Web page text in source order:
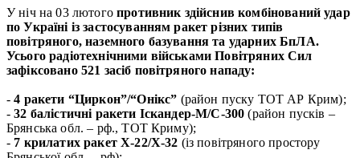
У ніч на 03 лютогопротивник здійснив комбінований удар
по Україні із застосуванням ракет різних типів
повітряного, наземного базування та ударних БпЛА.
Усього радіотехнічними військами Повітряних Сил
зафіксовано 521 засіб повітряного нападу:
- 4 ракети “Циркон”/“Онікс” (район пуску ТОТ АР Крим);
-32 балістичні ракети Іскандер-М/С-300 (район пусків –
Брянська обл. – рф., ТОТ Криму);
- 7 крилатих ракет Х-22/Х-32 (із повітряного простору